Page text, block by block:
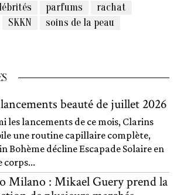
parfums
rachat
SKKN
soins de la peau
beauté de juillet 2026
les lancements de ce mois, Clarins
une routine capillaire complète,
Bohème décline Escapade Solaire en
corps...
Milano : Mikael Guery prend la